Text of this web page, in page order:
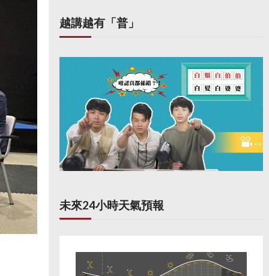
越講越有「普」
未來24小時天氣預報